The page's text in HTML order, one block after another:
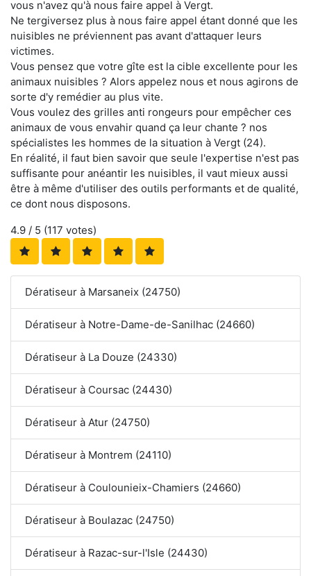
vous n'avez qu'à nous faire appel à Vergt.
Ne tergiversez plus à nous faire appel étant donné que les
nuisibles ne préviennent pas avant d'attaquer leurs
victimes.
Vous pensez que votre gîte est la cible excellente pour les
animaux nuisibles ? Alors appelez nous et nous agirons de
sorte d'y remédier au plus vite.
Vous voulez des grilles anti rongeurs pour empêcher ces
animaux de vous envahir quand ça leur chante ? nos
spécialistes les hommes de la situation à Vergt (24).
En réalité, il faut bien savoir que seule l'expertise n'est pas
suffisante pour anéantir les nuisibles, il vaut mieux aussi
être à même d'utiliser des outils performants et de qualité,
ce dont nous disposons.
4.9 / 5 (117 votes)
Dératiseur à Marsaneix (24750)
Dératiseur à Notre-Dame-de-Sanilhac (24660)
Dératiseur à La Douze (24330)
Dératiseur à Coursac (24430)
Dératiseur à Atur (24750)
Dératiseur à Montrem (24110)
Dératiseur à Coulounieix-Chamiers (24660)
Dératiseur à Boulazac (24750)
Dératiseur à Razac-sur-l'Isle (24430)